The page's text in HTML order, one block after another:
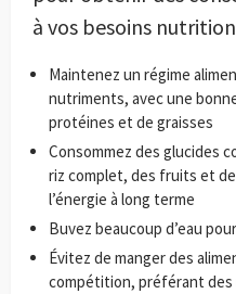
à vos besoins
Maintenez un régime
nutriments, avec une
protéines et de graisses
Consommez des glucides
riz complet, des fruits et
l’énergie à long terme
Buvez beaucoup d’eau
Évitez de manger des
compétition, préférant des